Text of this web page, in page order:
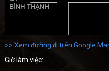
>> Xem đường đi trên Google
Giờ làm việc: